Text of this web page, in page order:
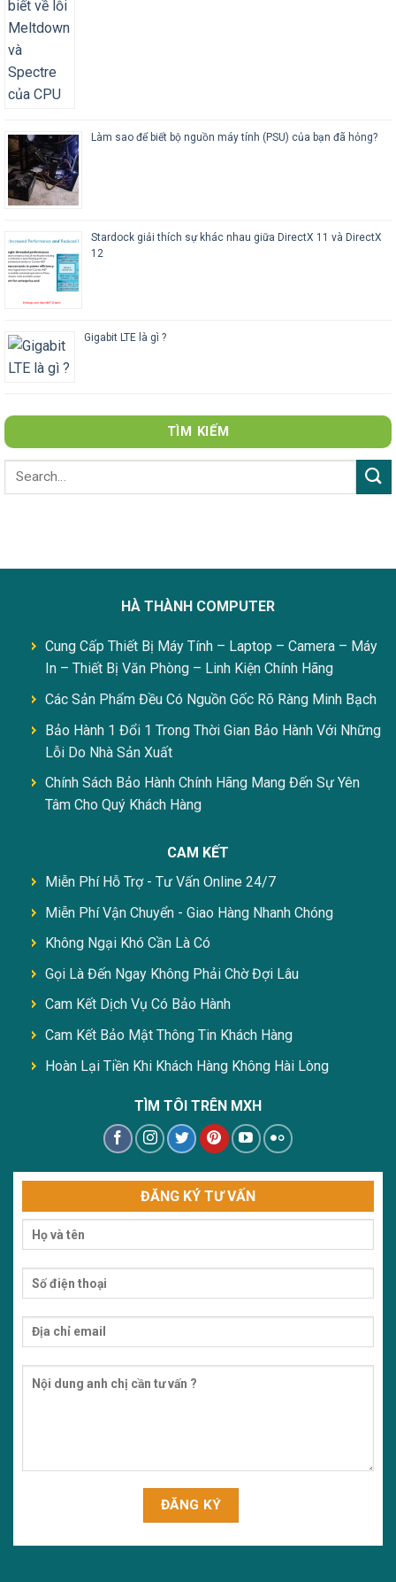
Làm sao để biết bộ nguồn máy tính (PSU) của bạn đã hỏng?
Stardock giải thích sự khác nhau giữa DirectX 11 và DirectX
12
Gigabit LTE là gì ?
TÌM KIẾM
HÀ THÀNH COMPUTER
Cung Cấp Thiết Bị Máy Tính – Laptop – Camera – Máy
In – Thiết Bị Văn Phòng – Linh Kiện Chính Hãng
Các Sản Phẩm Đều Có Nguồn Gốc Rõ Ràng Minh Bạch
Bảo Hành 1 Đổi 1 Trong Thời Gian Bảo Hành Với Những
Lỗi Do Nhà Sản Xuất
Chính Sách Bảo Hành Chính Hãng Mang Đến Sự Yên
Tâm Cho Quý Khách Hàng
CAM KẾT
Miễn Phí Hỗ Trợ - Tư Vấn Online 24/7
Miễn Phí Vận Chuyển - Giao Hàng Nhanh Chóng
Không Ngại Khó Cần Là Có
Gọi Là Đến Ngay Không Phải Chờ Đợi Lâu
Cam Kết Dịch Vụ Có Bảo Hành
Cam Kết Bảo Mật Thông Tin Khách Hàng
Hoàn Lại Tiền Khi Khách Hàng Không Hài Lòng
TÌM TÔI TRÊN MXH
ĐĂNG KÝ TƯ VẤN